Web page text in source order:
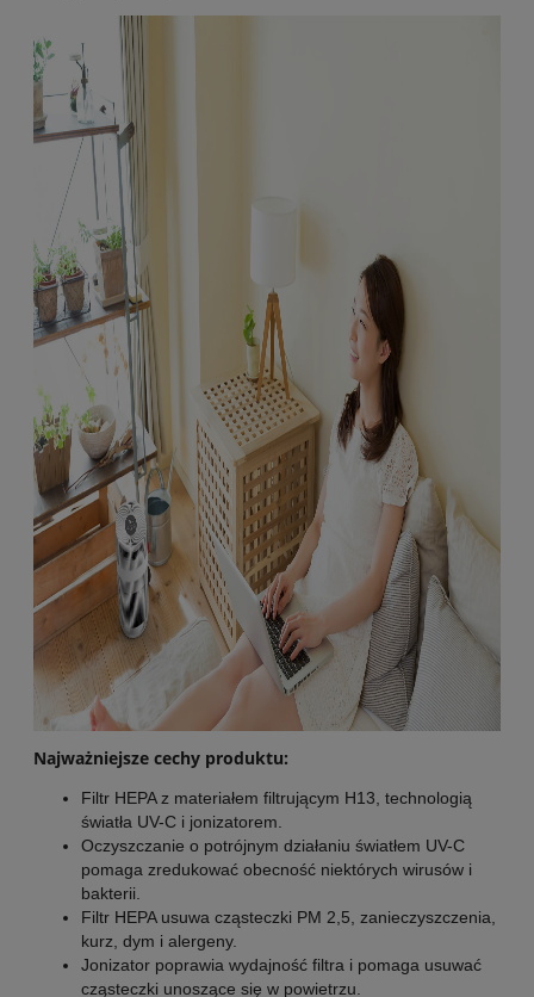
Najważniejsze cechy produktu:
Filtr HEPA z materiałem filtrującym H13, technologią
światła UV-C i jonizatorem.
Oczyszczanie o potrójnym działaniu światłem UV-C
pomaga zredukować obecność niektórych wirusów i
bakterii.
Filtr HEPA usuwa cząsteczki PM 2,5, zanieczyszczenia,
kurz, dym i alergeny.
Jonizator poprawia wydajność filtra i pomaga usuwać
cząsteczki unoszące się w powietrzu.